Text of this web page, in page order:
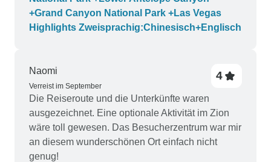
+Grand Canyon National Park +Las Vegas
Highlights Zweisprachig:Chinesisch+Englisch
Naomi
Verreist im September
4
Die Reiseroute und die Unterkünfte waren
ausgezeichnet. Eine optionale Aktivität im Zion
wäre toll gewesen. Das Besucherzentrum war mir
an diesem wunderschönen Ort einfach nicht
genug!